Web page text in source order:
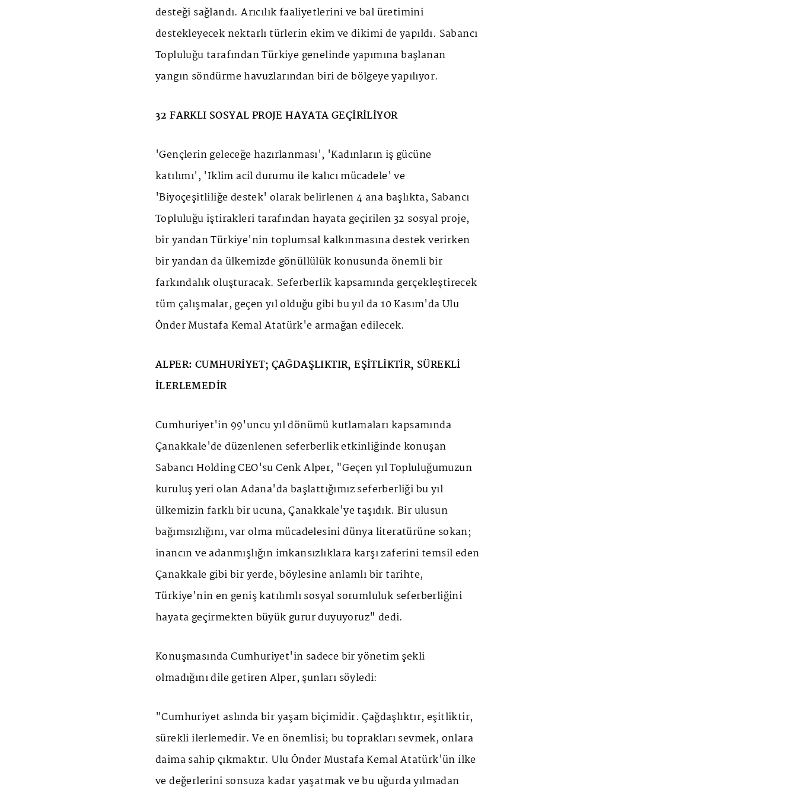
desteği sağlandı. Arıcılık faaliyetlerini ve bal üretimini
destekleyecek nektarlı türlerin ekim ve dikimi de yapıldı. Sabancı
Topluluğu tarafından Türkiye genelinde yapımına başlanan
yangın söndürme havuzlarından biri de bölgeye yapılıyor.
32 FARKLI SOSYAL PROJE HAYATA GEÇİRİLİYOR
'Gençlerin geleceğe hazırlanması', 'Kadınların iş gücüne
katılımı', 'İklim acil durumu ile kalıcı mücadele' ve
'Biyoçeşitliliğe destek' olarak belirlenen 4 ana başlıkta, Sabancı
Topluluğu iştirakleri tarafından hayata geçirilen 32 sosyal proje,
bir yandan Türkiye'nin toplumsal kalkınmasına destek verirken
bir yandan da ülkemizde gönüllülük konusunda önemli bir
farkındalık oluşturacak. Seferberlik kapsamında gerçekleştirecek
tüm çalışmalar, geçen yıl olduğu gibi bu yıl da 10 Kasım'da Ulu
Önder Mustafa Kemal Atatürk'e armağan edilecek.
ALPER: CUMHURİYET; ÇAĞDAŞLIKTIR, EŞİTLİKTİR, SÜREKLİ
İLERLEMEDİR
Cumhuriyet'in 99'uncu yıl dönümü kutlamaları kapsamında
Çanakkale'de düzenlenen seferberlik etkinliğinde konuşan
Sabancı Holding CEO'su Cenk Alper, "Geçen yıl Topluluğumuzun
kuruluş yeri olan Adana'da başlattığımız seferberliği bu yıl
ülkemizin farklı bir ucuna, Çanakkale'ye taşıdık. Bir ulusun
bağımsızlığını, var olma mücadelesini dünya literatürüne sokan;
inancın ve adanmışlığın imkansızlıklara karşı zaferini temsil eden
Çanakkale gibi bir yerde, böylesine anlamlı bir tarihte,
Türkiye'nin en geniş katılımlı sosyal sorumluluk seferberliğini
hayata geçirmekten büyük gurur duyuyoruz" dedi.
Konuşmasında Cumhuriyet'in sadece bir yönetim şekli
olmadığını dile getiren Alper, şunları söyledi:
"Cumhuriyet aslında bir yaşam biçimidir. Çağdaşlıktır, eşitliktir,
sürekli ilerlemedir. Ve en önemlisi; bu toprakları sevmek, onlara
daima sahip çıkmaktır. Ulu Önder Mustafa Kemal Atatürk'ün ilke
ve değerlerini sonsuza kadar yaşatmak ve bu uğurda yılmadan